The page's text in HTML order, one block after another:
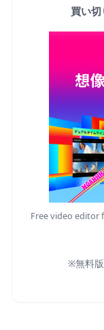
買い
Free video editor
※無料